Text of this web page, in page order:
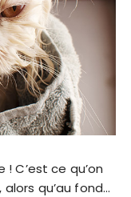
C’est ce qu’on
qu’au fond…